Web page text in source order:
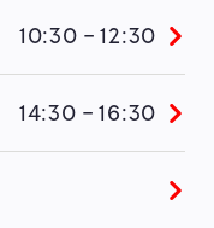
10:30 - 12:30
14:30 - 16:30